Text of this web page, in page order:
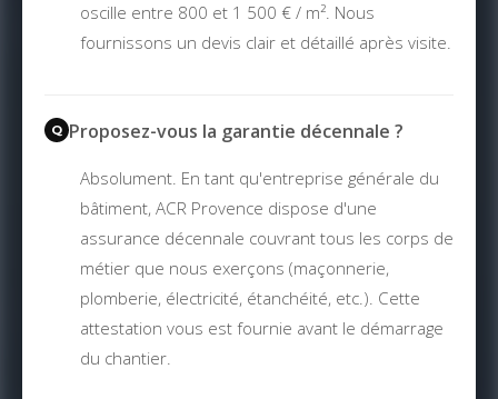
oscille entre 800 et 1 500 € / m². Nous
fournissons un devis clair et détaillé après visite.
Proposez-vous la garantie décennale ?
Absolument. En tant qu'entreprise générale du
bâtiment, ACR Provence dispose d'une
assurance décennale couvrant tous les corps de
métier que nous exerçons (maçonnerie,
plomberie, électricité, étanchéité, etc.). Cette
attestation vous est fournie avant le démarrage
du chantier.